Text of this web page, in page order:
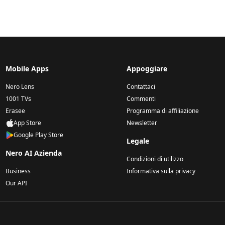
Mobile Apps
Nero Lens
1001 TVs
Erasee
App Store
Google Play Store
Nero AI Azienda
Business
Our API
Appoggiare
Contattaci
Commenti
Programma di affiliazione
Newsletter
Legale
Condizioni di utilizzo
Informativa sulla privacy